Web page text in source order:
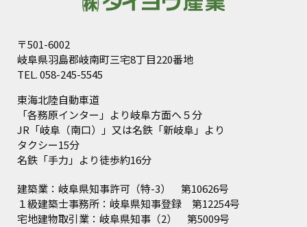
〒501-6002
岐阜県羽島郡岐南町三宅8丁目220番地
TEL.058-245-5545
東海北陸自動車道
「各務原インター」より岐阜方面へ５分
JR「岐阜（南口）」又は名鉄「新岐阜」より
タクシー15分
名鉄「手力」より徒歩約16分
建築業：岐阜県知事許可（特-3） 第10626号
１級建築士事務所：岐阜県知事登録 第12254号
宅地建物取引業：岐阜県知事（2） 第5009号